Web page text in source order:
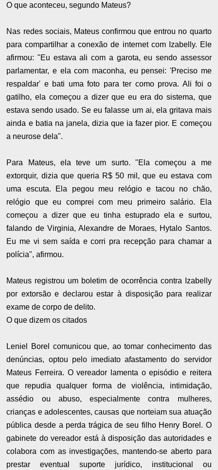
O que aconteceu, segundo Mateus?
Nas redes sociais, Mateus confirmou que entrou no quarto
para compartilhar a conexão de internet com Izabelly. Ele
afirmou: "Eu estava ali com a garota, eu sendo assessor
parlamentar, e ela com maconha, eu pensei: 'Preciso me
respaldar' e bati uma foto para ter como prova. Ali foi o
gatilho, ela começou a dizer que eu era do sistema, que
estava sendo usado. Se eu falasse um ai, ela gritava mais
ainda e batia na janela, dizia que ia fazer pior. E começou
a neurose dela".
Para Mateus, ela teve um surto. "Ela começou a me
extorquir, dizia que queria R$ 50 mil, que eu estava com
uma escuta. Ela pegou meu relógio e tacou no chão,
relógio que eu comprei com meu primeiro salário. Ela
começou a dizer que eu tinha estuprado ela e surtou,
falando de Virginia, Alexandre de Moraes, Hytalo Santos.
Eu me vi sem saída e corri pra recepção para chamar a
polícia", afirmou.
Mateus registrou um boletim de ocorrência contra Izabelly
por extorsão e declarou estar à disposição para realizar
exame de corpo de delito.
O que dizem os citados
Leniel Borel comunicou que, ao tomar conhecimento das
denúncias, optou pelo imediato afastamento do servidor
Mateus Ferreira. O vereador lamenta o episódio e reitera
que repudia qualquer forma de violência, intimidação,
assédio ou abuso, especialmente contra mulheres,
crianças e adolescentes, causas que norteiam sua atuação
pública desde a perda trágica de seu filho Henry Borel. O
gabinete do vereador está à disposição das autoridades e
colabora com as investigações, mantendo-se aberto para
prestar eventual suporte jurídico, institucional ou